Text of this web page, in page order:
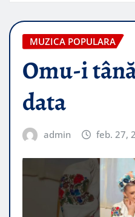
MUZICA POPULARA
Omu-i
data
admin feb. 27,